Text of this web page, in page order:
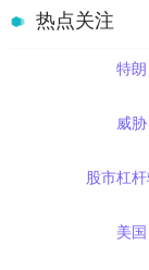
热点关注
特朗
威胁
股市杠
美国